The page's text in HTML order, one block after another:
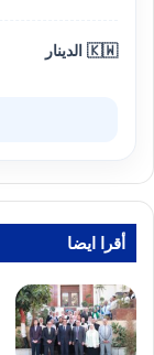
🇰🇼 الدينار
أقرا ايضا